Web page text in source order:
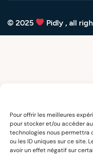
Pour offrir les meilleures
pour stocker et/ou accéder
technologies nous permettra
ou les ID uniques sur ce site.
avoir un effet négatif sur
© 2025 Pidly , all